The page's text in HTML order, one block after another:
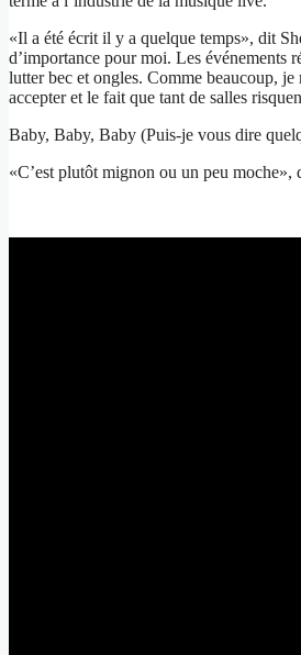
«Il a été écrit il y a quelque temps», dit
d’importance pour moi. Les événements
lutter bec et ongles. Comme beaucoup, je
accepter et le fait que tant de salles
Baby, Baby, Baby (Puis-je vous dire
«C’est plutôt mignon ou un peu moche»,